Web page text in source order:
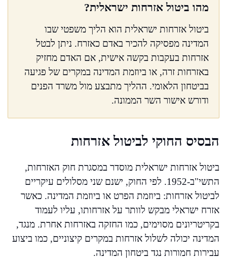
מהו ביטול אזרחות ישראלית?
ביטול אזרחות ישראלית הוא הליך משפטי שבו
המדינה מפסיקה להכיר באדם כאזרח. ניתן לבטל
אזרחות בעקבות בקשה אישית, אם האדם מחזיק
באזרחות זרה, או ביוזמת המדינה במקרים של פגיעה
בביטחון הלאומי. ההליך מתבצע מול משרד הפנים
ודורש אישור השר הממונה.
הבסיס החוקי לביטול אזרחות
ביטול אזרחות ישראלית מוסדר במסגרת חוק האזרחות,
התשי"ב-1952. לפי החוק, ישנם שני מסלולים עיקריים
לביטול אזרחות: ביוזמת הפרט או ביוזמת המדינה. כאשר
אזרח ישראלי מבקש לוותר על אזרחותו, עליו לעמוד
בקריטריונים מסוימים, כמו החזקה באזרחות אחרת. מנגד,
המדינה יכולה לשלול אזרחות במקרים קיצוניים, כמו ביצוע
עבירות חמורות נגד ביטחון המדינה.